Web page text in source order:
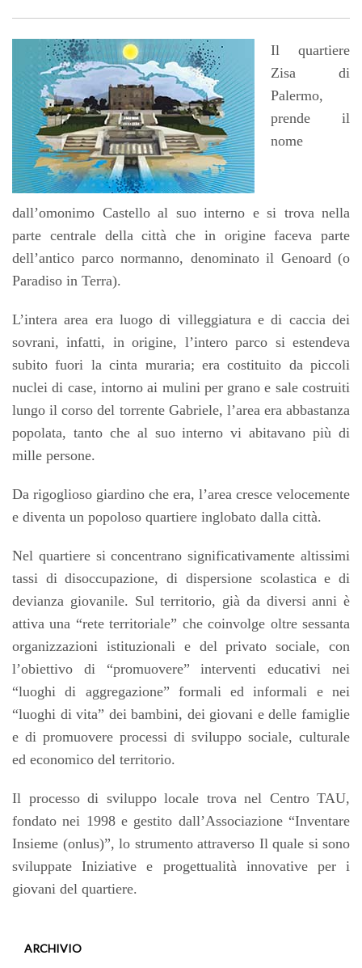
Il quartiere
Zisa di
Palermo,
prende il
nome
dall’omonimo Castello al suo interno e si trova nella
parte centrale della città che in origine faceva parte
dell’antico parco normanno, denominato il Genoard (o
Paradiso in Terra).
L’intera area era luogo di villeggiatura e di caccia dei
sovrani, infatti, in origine, l’intero parco si estendeva
subito fuori la cinta muraria; era costituito da piccoli
nuclei di case, intorno ai mulini per grano e sale costruiti
lungo il corso del torrente Gabriele, l’area era abbastanza
popolata, tanto che al suo interno vi abitavano più di
mille persone.
Da rigoglioso giardino che era, l’area cresce velocemente
e diventa un popoloso quartiere inglobato dalla città.
Nel quartiere si concentrano significativamente altissimi
tassi di disoccupazione, di dispersione scolastica e di
devianza giovanile. Sul territorio, già da diversi anni è
attiva una “rete territoriale” che coinvolge oltre sessanta
organizzazioni istituzionali e del privato sociale, con
l’obiettivo di “promuovere” interventi educativi nei
“luoghi di aggregazione” formali ed informali e nei
“luoghi di vita” dei bambini, dei giovani e delle famiglie
e di promuovere processi di sviluppo sociale, culturale
ed economico del territorio.
Il processo di sviluppo locale trova nel Centro TAU,
fondato nei 1998 e gestito dall’Associazione “Inventare
Insieme (onlus)”, lo strumento attraverso Il quale si sono
sviluppate Iniziative e progettualità innovative per i
giovani del quartiere.
ARCHIVIO